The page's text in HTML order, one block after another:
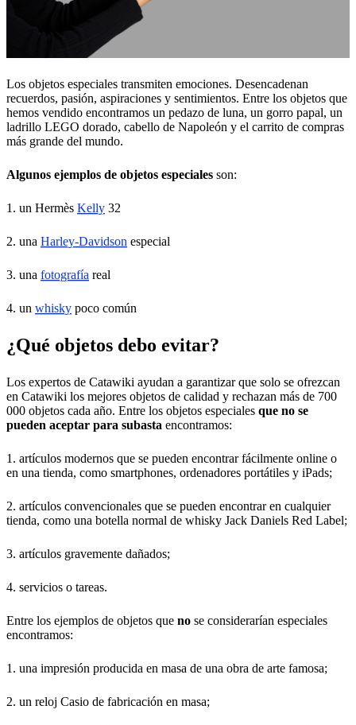
Los objetos especiales transmiten emociones. Desencadenan
recuerdos, pasión, aspiraciones y sentimientos. Entre los objetos que
hemos vendido encontramos un pedazo de luna, un gorro papal, un
ladrillo LEGO dorado, cabello de Napoleón y el carrito de compras
más grande del mundo.
Algunos ejemplos de objetos especiales son:
1. un Hermès Kelly 32
2. una Harley-Davidson especial
3. una fotografía real
4. un whisky poco común
¿Qué objetos debo evitar?
Los expertos de Catawiki ayudan a garantizar que solo se ofrezcan
en Catawiki los mejores objetos de calidad y rechazan más de 700
000 objetos cada año. Entre los objetos especiales que no se
pueden aceptar para subasta encontramos:
1. artículos modernos que se pueden encontrar fácilmente online o
en una tienda, como smartphones, ordenadores portátiles y iPads;
2. artículos convencionales que se pueden encontrar en cualquier
tienda, como una botella normal de whisky Jack Daniels Red Label;
3. artículos gravemente dañados;
4. servicios o tareas.
Entre los ejemplos de objetos que no se considerarían especiales
encontramos:
1. una impresión producida en masa de una obra de arte famosa;
2. un reloj Casio de fabricación en masa;